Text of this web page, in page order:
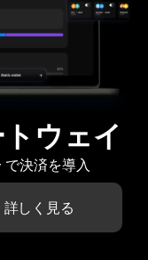
ウェイ
決済を導入
詳しく見る